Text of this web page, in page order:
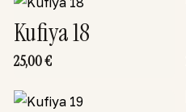
Kufiya 18
25,00€